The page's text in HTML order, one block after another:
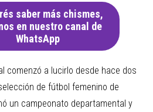
saber más chismes,
en nuestro canal de
WhatsApp
comenzó a lucirlo desde hace dos
de fútbol femenino de
un campeonato departamental y